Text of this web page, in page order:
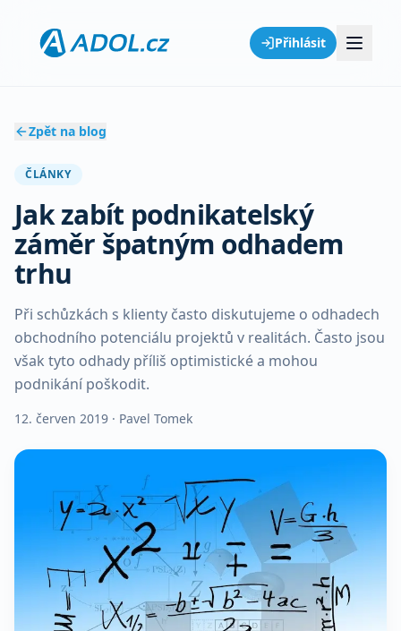
Přihlásit
Zpět na blog
ČLÁNKY
Jak zabít podnikatelský
záměr špatným odhadem
trhu
Při schůzkách s klienty často diskutujeme o odhadech
obchodního potenciálu projektů v realitách. Často jsou
však tyto odhady příliš optimistické a mohou
podnikání poškodit.
12. červen 2019 · Pavel Tomek